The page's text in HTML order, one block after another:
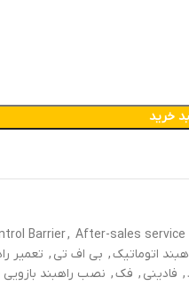
خرید
Barrier, After-sales
اتوماتیک, بی اف تی , تعمیر
, فادینی , فک, نصب راهبند بازویی